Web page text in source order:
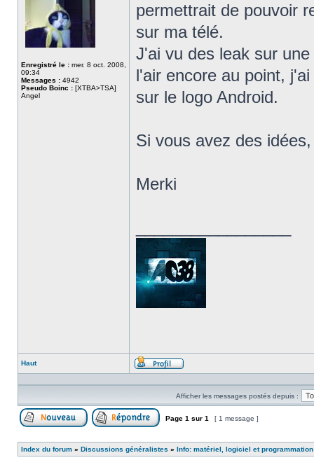
Enregistré le : mer. 8 oct. 2008,
09:34
Messages : 4942
Pseudo Boinc : [XTBA>TSA]
Angel
permettrait de pouvoir
sur ma télé.
J'ai vu des leak sur
l'air encore au point,
sur le logo Android.
Si vous avez des
Merki
Haut
Profil
Afficher les messages postés depuis :
Page 1 sur 1 [ 1 message ]
Index du forum » Discussions généralistes » Info: matériel, logiciel et programmation